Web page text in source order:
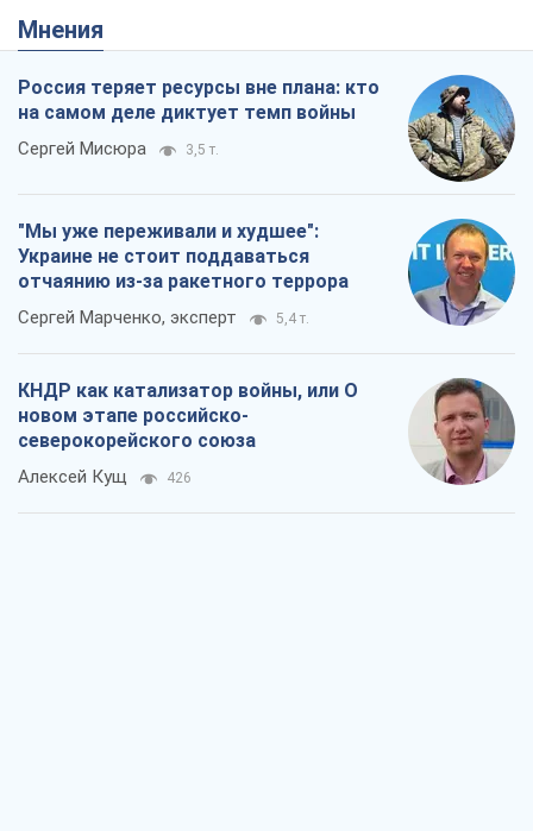
Мнения
Россия теряет ресурсы вне плана: кто
на самом деле диктует темп войны
Сергей Мисюра 3,5 т.
"Мы уже переживали и худшее":
Украине не стоит поддаваться
отчаянию из-за ракетного террора
Сергей Марченко, эксперт 5,4 т.
КНДР как катализатор войны, или О
новом этапе российско-
северокорейского союза
Алексей Кущ 426